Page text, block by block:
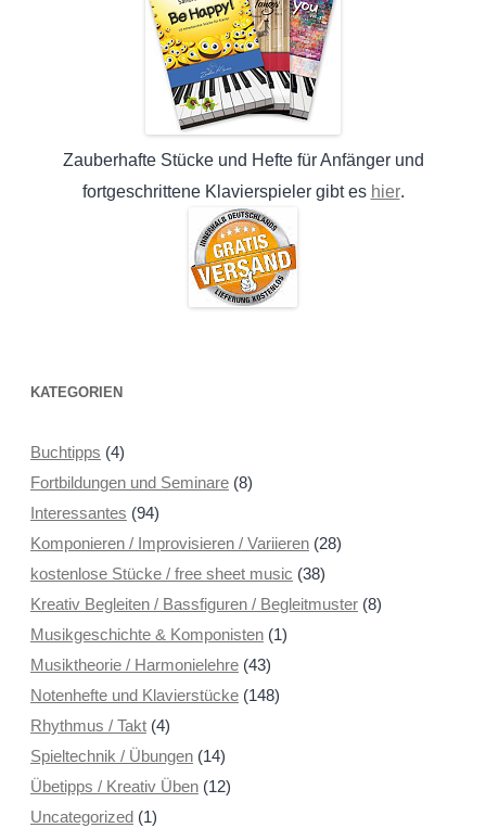
Zauberhafte Stücke und Hefte für Anfänger und
fortgeschrittene Klavierspieler gibt es hier.
KATEGORIEN
Buchtipps (4)
Fortbildungen und Seminare(8)
Interessantes (94)
Komponieren / Improvisieren / Variieren(28)
kostenlose Stücke / free sheet music (38)
Kreativ Begleiten / Bassfiguren / Begleitmuster(8)
Musikgeschichte & Komponisten(1)
Musiktheorie / Harmonielehre(43)
Notenhefte und Klavierstücke(148)
Rhythmus / Takt(4)
Spieltechnik / Übungen(14)
Übetipps / Kreativ Üben(12)
Uncategorized(1)